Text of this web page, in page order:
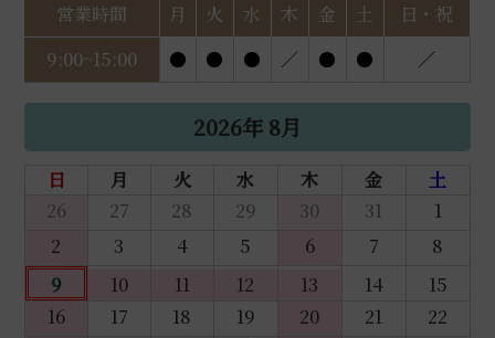
営業時間 月 火 水 木 金 土
日・祝
9:00~15:00
● ● ● ／ ● ● ／
2026年 8月
日 月 火 水 木 金
土
26
27 28 29 30 31
1
2
3 4 5 6 7
8
9
10 11 12 13 14
15
16
17 18 19 20 21
22